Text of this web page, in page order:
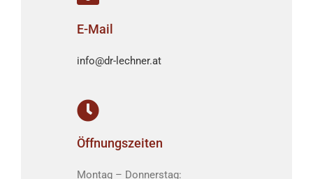
E-Mail
info@dr-lechner.at
Öffnungszeiten
Montag – Donnerstag: